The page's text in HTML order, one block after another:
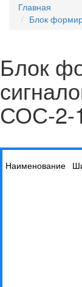
Главная
Блок
Блок
СОС-2-
Наименование